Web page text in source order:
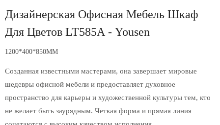
Дизайнерская Офисная Мебель Шкаф
Для Цветов LT585A - Yousen
1200*400*850MM
Созданная известными мастерами, она завершает мировые
шедевры офисной мебели и предоставляет духовное
пространство для карьеры и художественной культуры тем, кто
не желает быть заурядным. Четкая форма и прямая линия